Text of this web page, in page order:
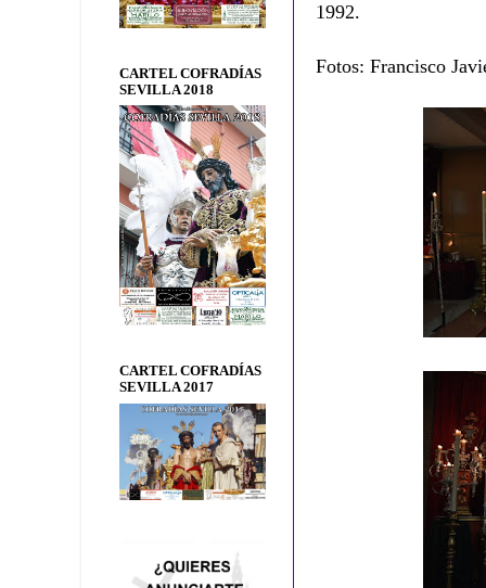
1992.
Fotos: Francisco
CARTEL COFRADÍAS
SEVILLA 2018
CARTEL COFRADÍAS
SEVILLA 2017